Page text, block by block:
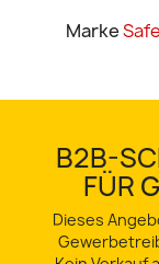
Marke
B2B-
FÜR
Dieses